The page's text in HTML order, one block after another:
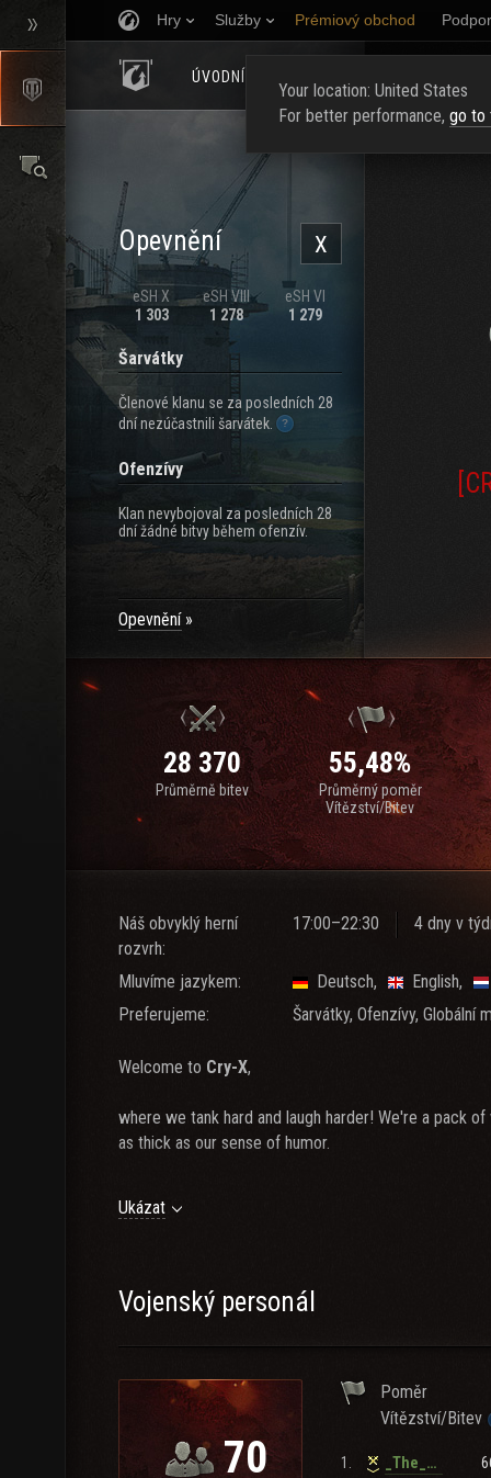
Hry Služby Prémiový obchod
ÚVODNÍ STRÁNKA
X
Opevnění
eSH X
1 303
eSH VIII
1 278
eSH VI
1 279
Šarvátky
Členové klanu se za posledních 28
dní nezúčastnili šarvátek.
Ofenzívy
Klan nevybojoval za posledních 28
dní žádné bitvy během ofenzív.
Opevnění
28 370
Průměrně bitev
55,48%
Průměrný poměr
Vítězství/Bitev
Náš obvyklý herní
rozvrh:
17:00–22:30 4 dny v
Mluvíme jazykem: Deutsch
English
Preferujeme:
Šarvátky, Ofenzívy, Globální
Welcome to Cry-X,
where we tank hard and laugh harder! We're a pack
as thick as our sense of humor.
Join us if you’ve got what it takes: a love for tanks,
humor. Remember, inCry-X, it’s not about the size of
Ukázat
Vojenský personál
70
Poměr
Vítězství/Bitev
1. _The_Trader
Your location: United States
For better performance, go to